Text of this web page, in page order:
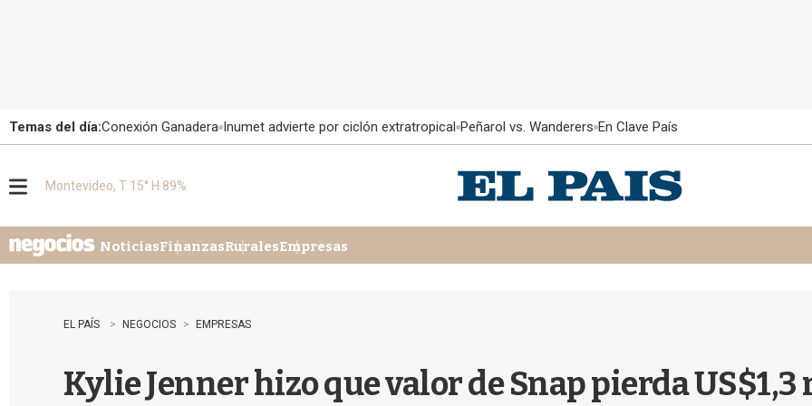
Temas del día:Conexión Ganadera Inumet advierte por ciclón extratropical Peñarol vs. Wanderers En Clave País
u
Montevideo, T 15° H 89%
NoticiasFinanzasRuralesEmpresas
EL PAÍS NEGOCIOS EMPRESAS
Kylie Jenner hizo que valor de Snap pierda